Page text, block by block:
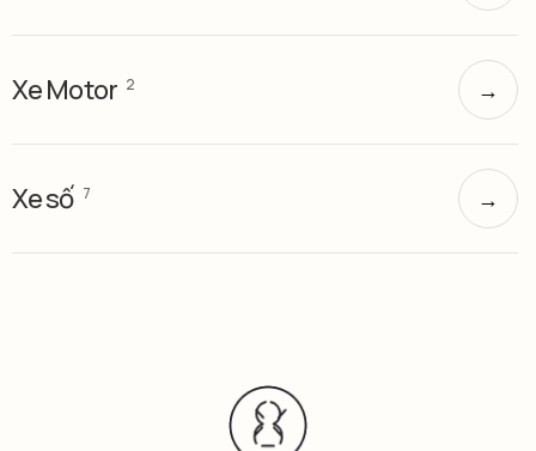
Xe Motor 2 →
Xe số 7 →